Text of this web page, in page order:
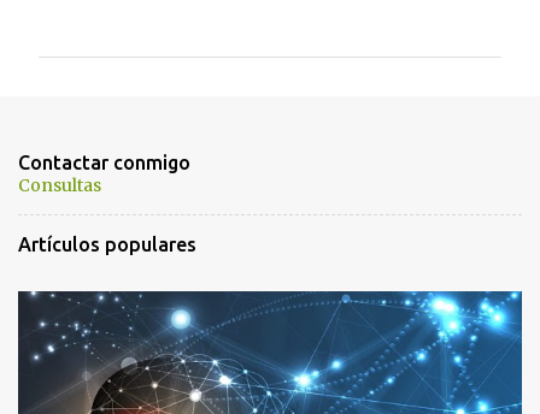
a
r
i
o
s
Contactar conmigo
Consultas
Artículos populares